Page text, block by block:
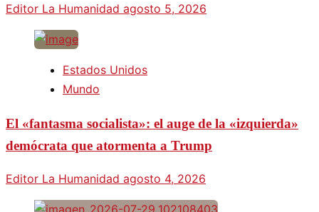
Editor La Humanidad agosto 5, 2026
Estados Unidos
Mundo
El «fantasma socialista»: el auge de la «izquierda»
demócrata que atormenta a Trump
Editor La Humanidad agosto 4, 2026